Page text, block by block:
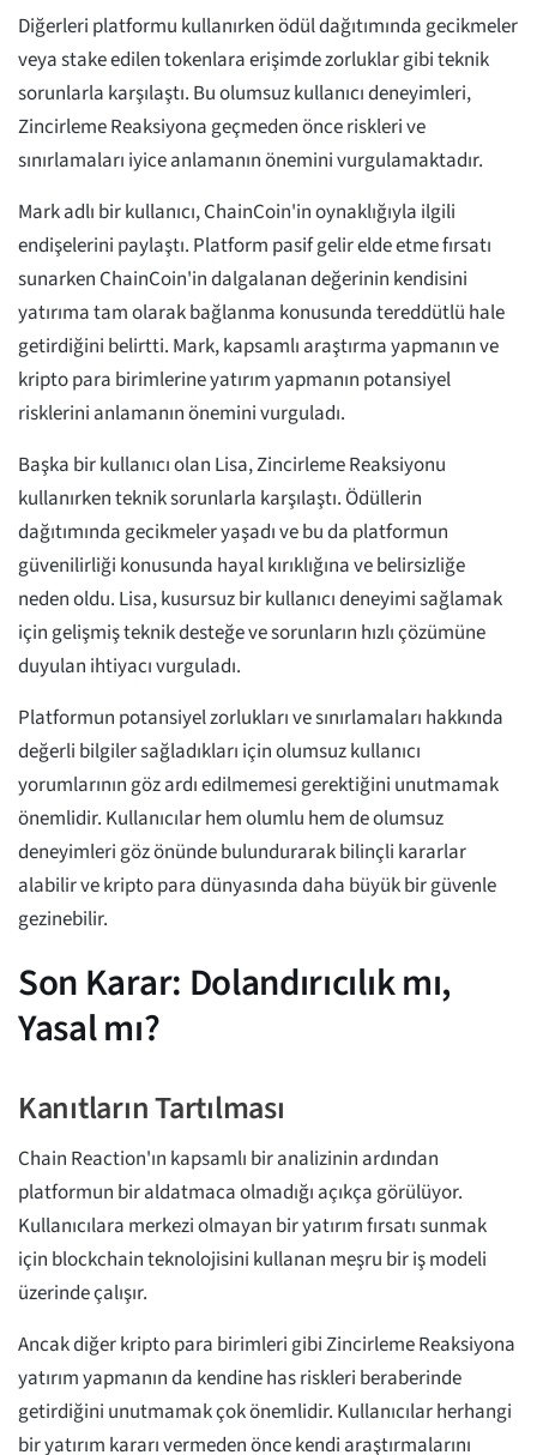
Diğerleri platformu kullanırken ödül dağıtımında gecikmeler
veya stake edilen tokenlara erişimde zorluklar gibi teknik
sorunlarla karşılaştı. Bu olumsuz kullanıcı deneyimleri,
Zincirleme Reaksiyona geçmeden önce riskleri ve
sınırlamaları iyice anlamanın önemini vurgulamaktadır.
Mark adlı bir kullanıcı, ChainCoin'in oynaklığıyla ilgili
endişelerini paylaştı. Platform pasif gelir elde etme fırsatı
sunarken ChainCoin'in dalgalanan değerinin kendisini
yatırıma tam olarak bağlanma konusunda tereddütlü hale
getirdiğini belirtti. Mark, kapsamlı araştırma yapmanın ve
kripto para birimlerine yatırım yapmanın potansiyel
risklerini anlamanın önemini vurguladı.
Başka bir kullanıcı olan Lisa, Zincirleme Reaksiyonu
kullanırken teknik sorunlarla karşılaştı. Ödüllerin
dağıtımında gecikmeler yaşadı ve bu da platformun
güvenilirliği konusunda hayal kırıklığına ve belirsizliğe
neden oldu. Lisa, kusursuz bir kullanıcı deneyimi sağlamak
için gelişmiş teknik desteğe ve sorunların hızlı çözümüne
duyulan ihtiyacı vurguladı.
Platformun potansiyel zorlukları ve sınırlamaları hakkında
değerli bilgiler sağladıkları için olumsuz kullanıcı
yorumlarının göz ardı edilmemesi gerektiğini unutmamak
önemlidir. Kullanıcılar hem olumlu hem de olumsuz
deneyimleri göz önünde bulundurarak bilinçli kararlar
alabilir ve kripto para dünyasında daha büyük bir güvenle
gezinebilir.
Son Karar: Dolandırıcılık mı,
Yasal mı?
Kanıtların Tartılması
Chain Reaction'ın kapsamlı bir analizinin ardından
platformun bir aldatmaca olmadığı açıkça görülüyor.
Kullanıcılara merkezi olmayan bir yatırım fırsatı sunmak
için blockchain teknolojisini kullanan meşru bir iş modeli
üzerinde çalışır.
Ancak diğer kripto para birimleri gibi Zincirleme Reaksiyona
yatırım yapmanın da kendine has riskleri beraberinde
getirdiğini unutmamak çok önemlidir. Kullanıcılar herhangi
bir yatırım kararı vermeden önce kendi araştırmalarını